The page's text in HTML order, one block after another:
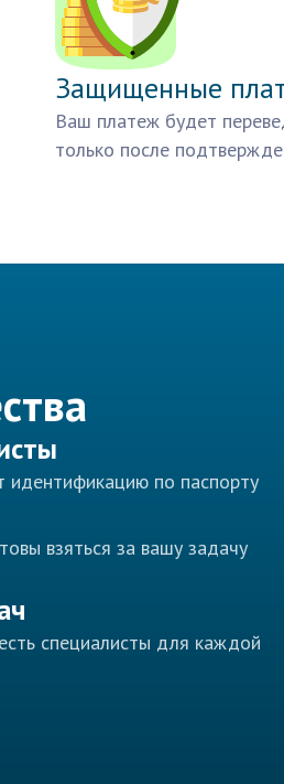
Защищенные
Ваш платеж будет
только после
идентификацию по паспорту
взяться за вашу задачу
специалисты для каждой